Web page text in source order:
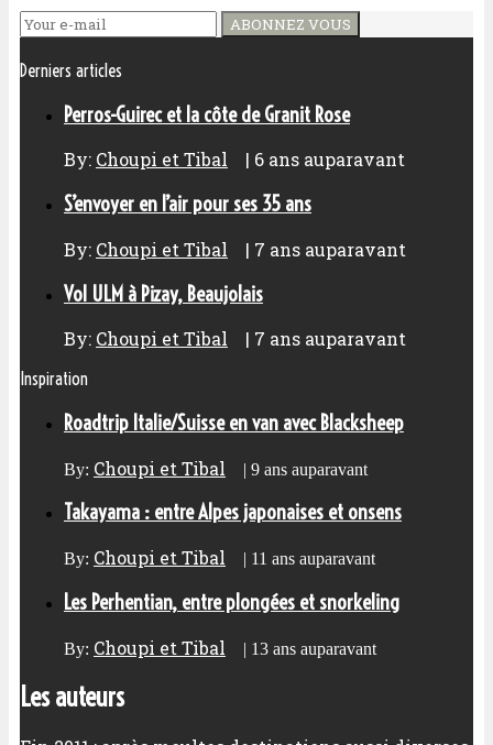
ABONNEZ VOUS
Derniers articles
Perros-Guirec et la côte de Granit Rose
By: Choupi et Tibal | 6 ans auparavant
S’envoyer en l’air pour ses 35 ans
By: Choupi et Tibal | 7 ans auparavant
Vol ULM à Pizay, Beaujolais
By: Choupi et Tibal | 7 ans auparavant
Inspiration
Roadtrip Italie/Suisse en van avec Blacksheep
By: Choupi et Tibal | 9 ans auparavant
Takayama : entre Alpes japonaises et onsens
By: Choupi et Tibal | 11 ans auparavant
Les Perhentian, entre plongées et snorkeling
By: Choupi et Tibal | 13 ans auparavant
Les auteurs